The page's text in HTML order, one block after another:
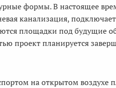
формы. В настоящее
канализация,
площадки под будущие
проект планируется
на открытом воздухе